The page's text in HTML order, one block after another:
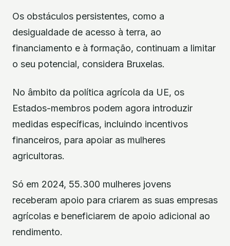
Os obstáculos persistentes, como a
desigualdade de acesso à terra, ao
financiamento e à formação, continuam a limitar
o seu potencial, considera Bruxelas.
No âmbito da política agrícola da UE, os
Estados-membros podem agora introduzir
medidas específicas, incluindo incentivos
financeiros, para apoiar as mulheres
agricultoras.
Só em 2024, 55.300 mulheres jovens
receberam apoio para criarem as suas empresas
agrícolas e beneficiarem de apoio adicional ao
rendimento.